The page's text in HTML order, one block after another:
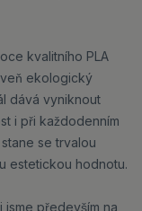
kvalitního PLA
ekologický
dává vyniknout
i při každodenním
se trvalou
estetickou hodnotu.
jsme především na